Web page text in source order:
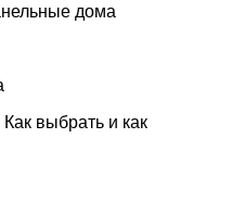
дома
Как выбрать и как